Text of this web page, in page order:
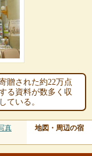
贈された約22万点
る資料が数多く収
ている。
真 地図・周辺の宿